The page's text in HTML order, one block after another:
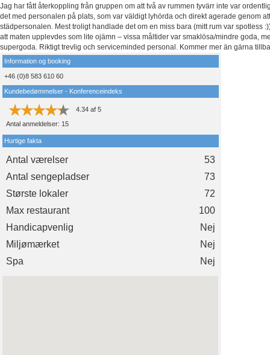
Jag har fått återkoppling från gruppen om att två av rummen tyvärr inte var
det med personalen på plats, som var väldigt lyhörda och direkt agerade genom
städpersonalen. Mest troligt handlade det om en miss bara (mitt rum var spotless
att maten upplevdes som lite ojämn – vissa måltider var smaklösa/mindre goda,
supergoda. Riktigt trevlig och serviceminded personal. Kommer mer än gärna
Information og booking
+46 (0)8 583 610 60
Kundebedømmelser - Konferenceindeks
4.34 af 5
Antal anmeldelser: 15
Hurtige fakta
Antal værelser
53
Antal sengepladser
73
Største lokaler
72
Max restaurant
100
Handicapvenlig
Nej
Miljømærket
Nej
Spa
Nej